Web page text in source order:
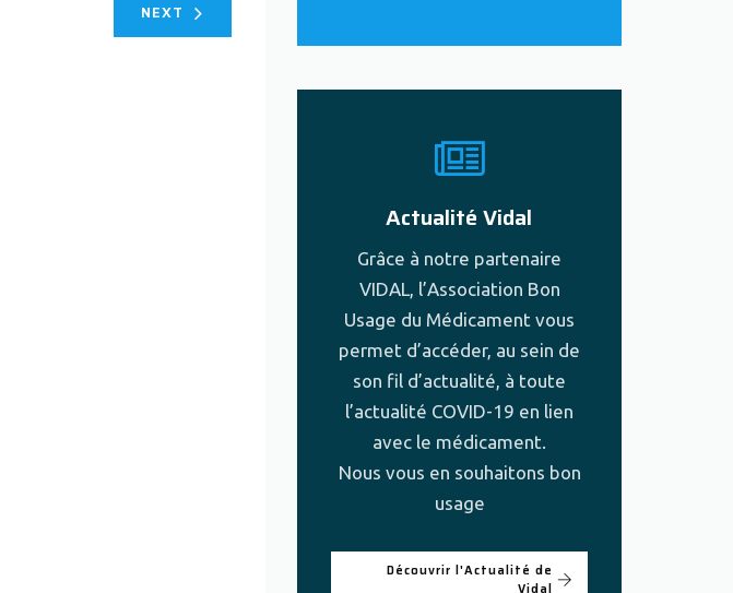
NEXT
Actualité Vidal
Grâce à notre partenaire
VIDAL, l’Association Bon
Usage du Médicament vous
permet d’accéder, au sein de
son fil d’actualité, à toute
l’actualité COVID-19 en lien
avec le médicament.
Nous vous en souhaitons bon
usage
Découvrir l'Actualité de
Vidal